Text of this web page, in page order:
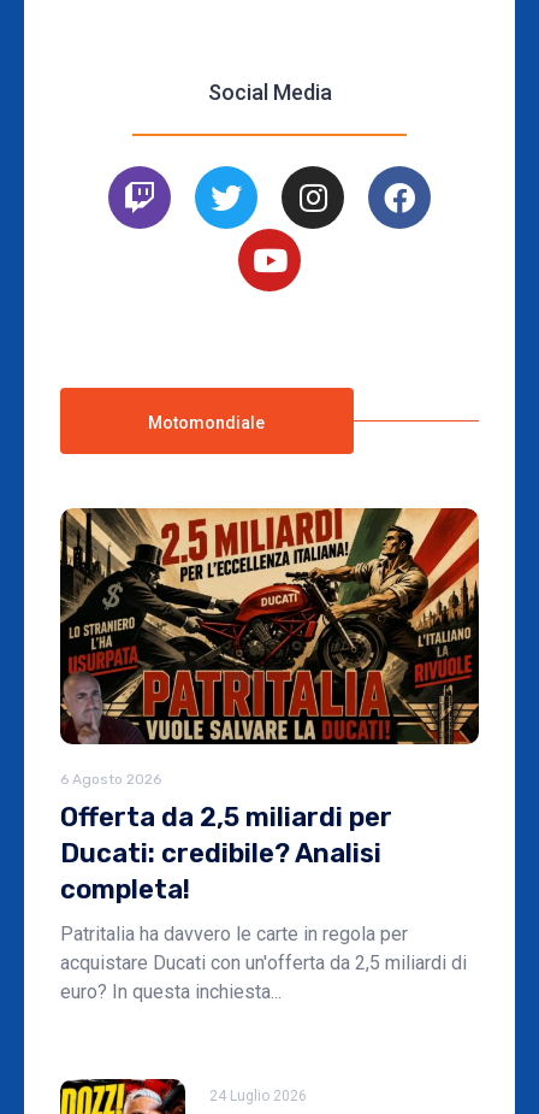
Social Media
Motomondiale
6 Agosto 2026
Offerta da 2,5 miliardi per
Ducati: credibile? Analisi
completa!
Patritalia ha davvero le carte in regola per
acquistare Ducati con un'offerta da 2,5 miliardi di
euro? In questa inchiesta...
24 Luglio 2026